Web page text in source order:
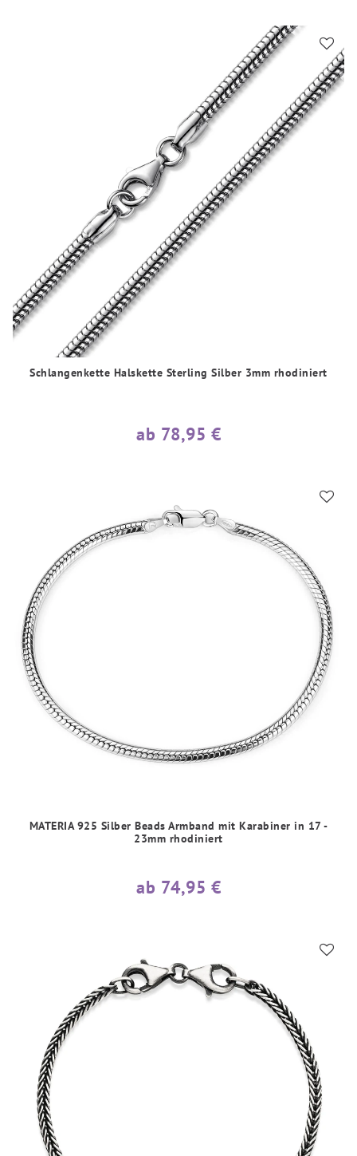
Schlangenkette Halskette Sterling Silber 3mm rhodiniert
ab 78,95 €
MATERIA 925 Silber Beads Armband mit Karabiner in 17 -
23mm rhodiniert
ab 74,95 €